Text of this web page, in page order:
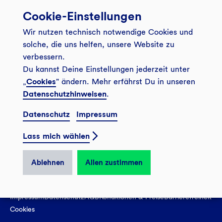
Banking App
Service
Onlinebanking Login
Sicheres Banking
FAQ
Kontakt
Newsletter
GLS Bank Magazin
Unsere Angebote
Girokonto
Mitgliederkonto
Tagesgeldkonto
Finanzieren
Investieren
Wo wirkt die GLS?
Weitersagen
Veranstaltungen
Filiale finden
Presse
Karriere
Kundenmagazin Bankspiegel
Sozial-ökologisch seit 1974
© 2026 GLS Gemeinschaftsbank eG
Vertrag widerrufen
ImpressumDatenschutzAGBKonditionen & PreiseBarrierefreiheit
Cookies
Cookie-Einstellungen
Wir nutzen technisch notwendige Cookies und
solche, die uns helfen, unsere Website zu
verbessern.
Du kannst Deine Einstellungen jederzeit unter
„Cookies" ändern. Mehr erfährst Du in unseren
Datenschutzhinweisen.
Datenschutz Impressum
Lass mich wählen
Ablehnen Allen zustimmen